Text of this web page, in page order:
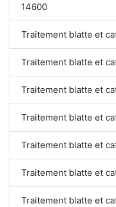
14600
Traitement blatte et
Traitement blatte et
Traitement blatte et
Traitement blatte et
Traitement blatte et
Traitement blatte et
Traitement blatte et